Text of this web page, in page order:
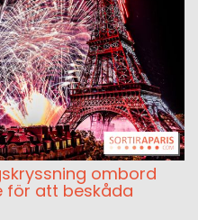
ombord
för att beskåda